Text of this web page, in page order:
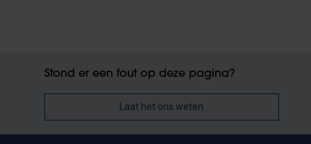
Stond er een fout op deze pagina?
Laat het ons weten